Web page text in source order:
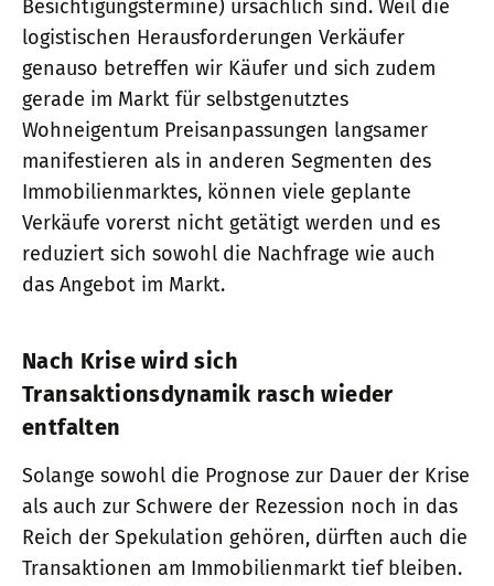
Besichtigungstermine) ursächlich sind. Weil die
logistischen Herausforderungen Verkäufer
genauso betreffen wir Käufer und sich zudem
gerade im Markt für selbstgenutztes
Wohneigentum Preisanpassungen langsamer
manifestieren als in anderen Segmenten des
Immobilienmarktes, können viele geplante
Verkäufe vorerst nicht getätigt werden und es
reduziert sich sowohl die Nachfrage wie auch
das Angebot im Markt.
Nach Krise wird sich
Transaktionsdynamik rasch wieder
entfalten
Solange sowohl die Prognose zur Dauer der Krise
als auch zur Schwere der Rezession noch in das
Reich der Spekulation gehören, dürften auch die
Transaktionen am Immobilienmarkt tief bleiben.